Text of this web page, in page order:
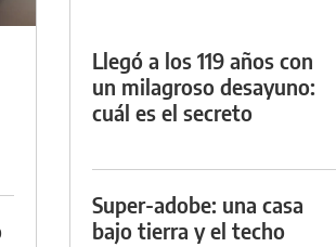
Llegó a los 119 años con
un milagroso desayuno:
cuál es el secreto
Super-adobe: una casa
bajo tierra y el techo